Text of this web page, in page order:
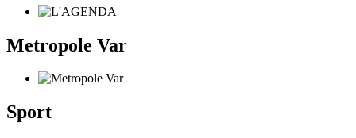
Metropole Var
Sport